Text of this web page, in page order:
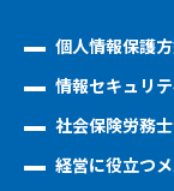
個人情報保護
情報セキュリ
社会保険労務
経営に役立つ